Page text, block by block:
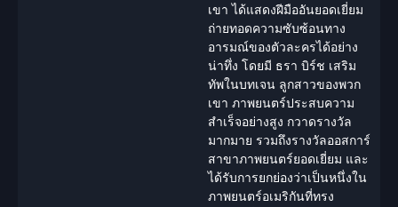
เขา ได้แสดงฝีมืออันยอดเยี่ยม
ถ่ายทอดความซับซ้อนทาง
อารมณ์ของตัวละครได้อย่าง
น่าทึ่ง โดยมี ธรา บิร์ช เสริม
ทัพในบทเจน ลูกสาวของพวก
เขา ภาพยนตร์ประสบความ
สำเร็จอย่างสูง กวาดรางวัล
มากมาย รวมถึงรางวัลออสการ์
สาขาภาพยนตร์ยอดเยี่ยม และ
ได้รับการยกย่องว่าเป็นหนึ่งใน
ภาพยนตร์อเมริกันที่ทรง